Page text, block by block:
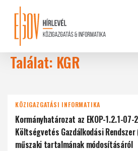
content
Találat: KGR
KÖZIGAZGATÁSI INFORMATIKA
Kormányhatározat az EKOP-1.2.1-
Költségvetés Gazdálkodási Rendszer
műszaki tartalmának módosításáról